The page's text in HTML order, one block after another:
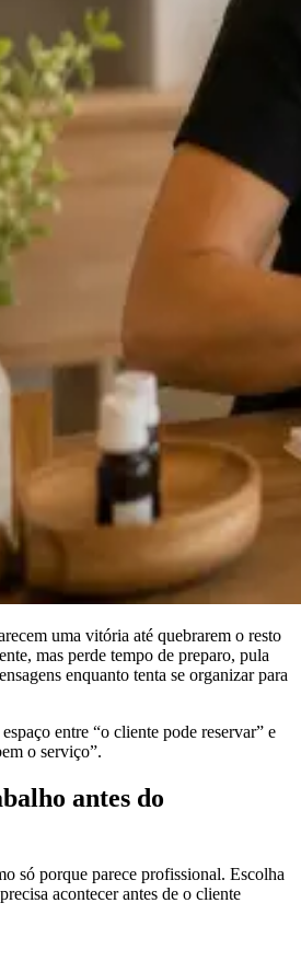
uma vitória até quebrarem o resto
mas perde tempo de preparo, pula
enquanto tenta se organizar para
entre “o cliente pode reservar” e
o serviço”.
antes do
só porque parece profissional. Escolha
acontecer antes de o cliente